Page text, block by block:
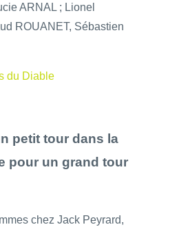
ARNAL ; Lionel
ROUANET, Sébastien
du Diable
petit tour dans la
pour un grand tour
chez Jack Peyrard,